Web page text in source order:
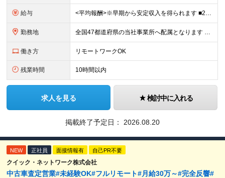
給与 <平均報酬>※早期から安定収入を得られます ■2年目～：888万円 ■3年目～：960万円 ■4年目～：1028万円 ★成果連動型報酬（営業成績に応じて支給/45時間分固定残業代含む/超過分は別途支
勤務地 全国47都道府県の当社事業所へ配属となります ※居住地や希望の勤務先を考慮します ※リモートワークOK／転勤なし ＜本社＞ 東京都台東区浅草橋1-1-8 FP浅草橋ビル (変更の範囲)上記を除く当
働き方 リモートワークOK
残業時間 10時間以内
求人を見る 検討中に入れる
掲載終了予定日： 2026.08.20
NEW 正社員 面接情報有 自己PR不要
クイック・ネットワーク株式会社
中古車査定営業#未経験OK#フルリモート#月給30万～#完全反響#